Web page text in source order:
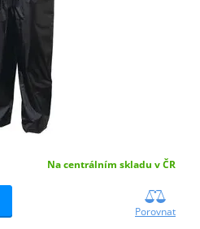
Na centrálním skladu v ČR
Porovnat